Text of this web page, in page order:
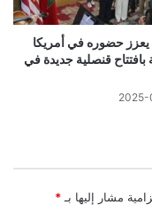
حضوره في أمريكا
بافتتاح قنصلية جديدة في
2025-
مشار إليها بـ *